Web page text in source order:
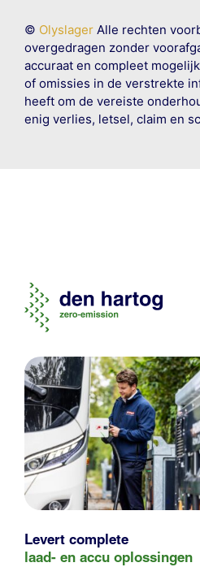
© OlyslagerAlle rechten
overgedragen zonder
accuraat en compleet
of omissies in de verstrekte
heeft om de vereiste
enig verlies, letsel, claim en
Levert complete
laad- en accu oplossingen